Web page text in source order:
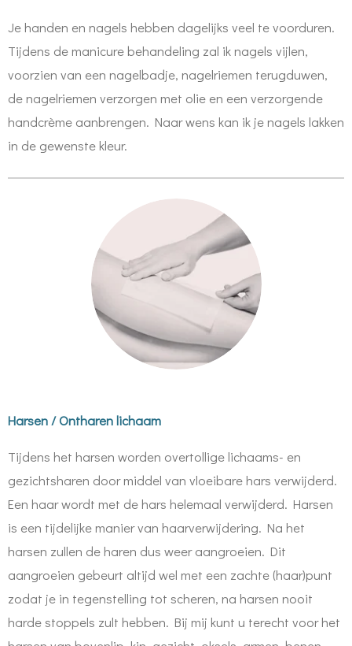
Je handen en nagels hebben dagelijks veel te voorduren.
Tijdens de manicure behandeling zal ik nagels vijlen,
voorzien van een nagelbadje, nagelriemen terugduwen,
de nagelriemen verzorgen met olie en een verzorgende
handcrème aanbrengen. Naar wens kan ik je nagels lakken
in de gewenste kleur.
Harsen / Ontharen lichaam
Tijdens het harsen worden overtollige lichaams- en
gezichtsharen door middel van vloeibare hars verwijderd.
Een haar wordt met de hars helemaal verwijderd. Harsen
is een tijdelijke manier van haarverwijdering. Na het
harsen zullen de haren dus weer aangroeien. Dit
aangroeien gebeurt altijd wel met een zachte (haar)punt
zodat je in tegenstelling tot scheren, na harsen nooit
harde stoppels zult hebben. Bij mij kunt u terecht voor het